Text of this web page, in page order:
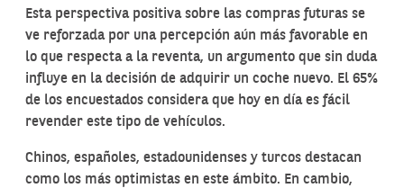
Esta perspectiva positiva sobre las compras futuras se
ve reforzada por una percepción aún más favorable en
lo que respecta a la reventa, un argumento que sin duda
influye en la decisión de adquirir un coche nuevo. El 65%
de los encuestados considera que hoy en día es fácil
revender este tipo de vehículos.
Chinos, españoles, estadounidenses y turcos destacan
como los más optimistas en este ámbito. En cambio,